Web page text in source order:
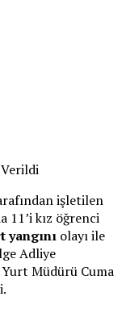
işletilen
11’i kız öğrenci
yangını olayı ile
Adliye
Yurt Müdürü Cuma